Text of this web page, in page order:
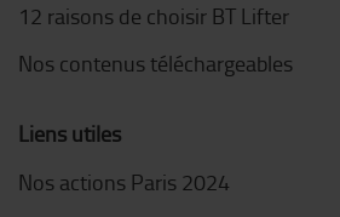
12 raisons de choisir BT Lifter
Nos contenus téléchargeables
Liens utiles
Nos actions Paris 2024